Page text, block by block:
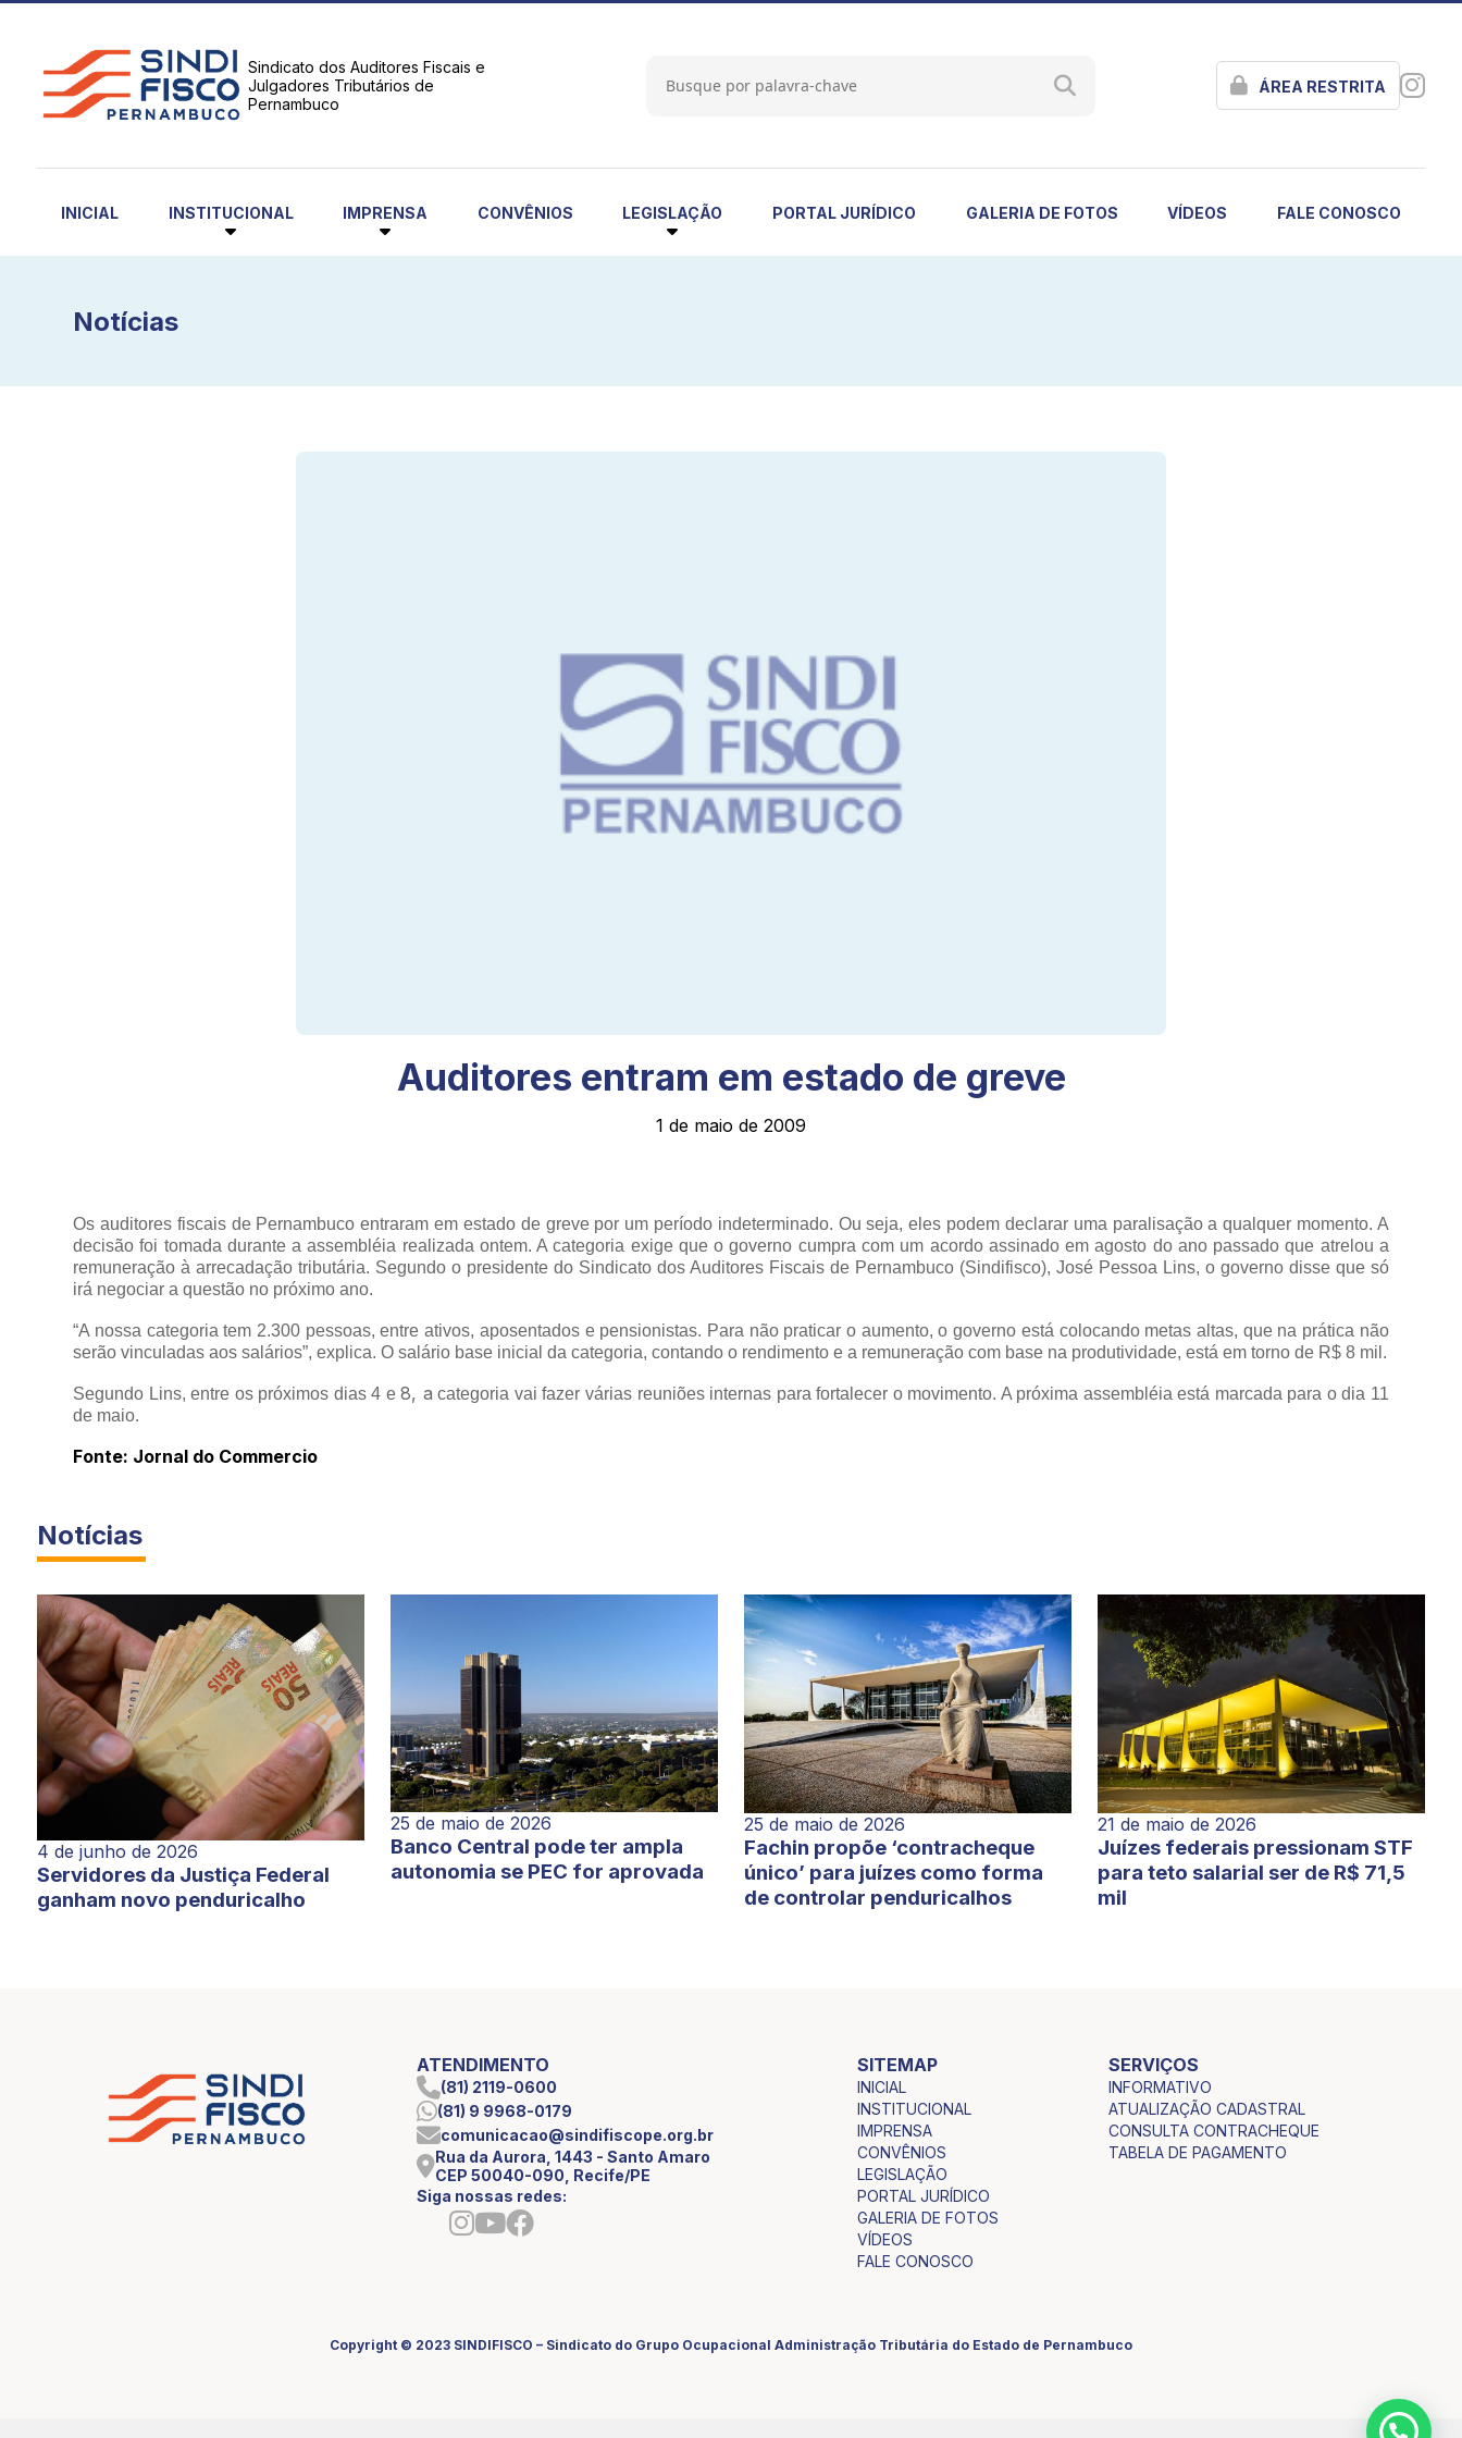
Sindicato dos Auditores Fiscais e
Julgadores Tributários de
Pernambuco
ÁREA RESTRITA
INICIAL INSTITUCIONAL IMPRENSA CONVÊNIOS LEGISLAÇÃO PORTAL JURÍDICO GALERIA DE FOTOS VÍDEOS FALE CONOSCO
Notícias
Auditores entram em estado de greve
1 de maio de 2009
Os auditores fiscais de Pernambuco entraram em estado de greve por um período indeterminado. Ou seja, eles podem declarar uma paralisação a qualquer momento. A
decisão foi tomada durante a assembléia realizada ontem. A categoria exige que o governo cumpra com um acordo assinado em agosto do ano passado que atrelou a
remuneração à arrecadação tributária. Segundo o presidente do Sindicato dos Auditores Fiscais de Pernambuco (Sindifisco), José Pessoa Lins, o governo disse que só
irá negociar a questão no próximo ano.
“A nossa categoria tem 2.300 pessoas, entre ativos, aposentados e pensionistas. Para não praticar o aumento, o governo está colocando metas altas, que na prática não
serão vinculadas aos salários”, explica. O salário base inicial da categoria, contando o rendimento e a remuneração com base na produtividade, está em torno de R$ 8 mil.
Segundo Lins, entre os próximos dias 4 e8, a categoria vai fazer várias reuniões internas para fortalecer o movimento. A próxima assembléia está marcada para o dia 11
de maio.
Fonte: Jornal do Commercio
Notícias
4 de junho de 2026
Servidores da Justiça Federal
ganham novo penduricalho
25 de maio de 2026
Banco Central pode ter ampla
autonomia se PEC for aprovada
25 de maio de 2026
Fachin propõe ‘contracheque
único’ para juízes como forma
de controlar penduricalhos
21 de maio de 2026
Juízes federais pressionam STF
para teto salarial ser de R$ 71,5
mil
ATENDIMENTO
(81) 2119-0600
(81) 9 9968-0179
comunicacao@sindifiscope.org.br
Rua da Aurora, 1443 - Santo Amaro
CEP 50040-090, Recife/PE
Siga nossas redes:
SITEMAP
INICIAL
INSTITUCIONAL
IMPRENSA
CONVÊNIOS
LEGISLAÇÃO
PORTAL JURÍDICO
GALERIA DE FOTOS
VÍDEOS
FALE CONOSCO
SERVIÇOS
INFORMATIVO
ATUALIZAÇÃO CADASTRAL
CONSULTA CONTRACHEQUE
TABELA DE PAGAMENTO
Copyright © 2023 SINDIFISCO – Sindicato do Grupo Ocupacional Administração Tributária do Estado de Pernambuco